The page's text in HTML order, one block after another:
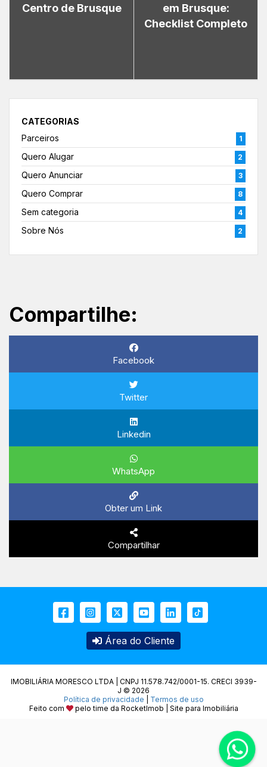
Centro de Brusque
em Brusque:
Checklist Completo
CATEGORIAS
Parceiros
1
Quero Alugar 2
Quero Anunciar 3
Quero Comprar 8
Sem categoria 4
Sobre Nós 2
Compartilhe:
Facebook
Twitter
Linkedin
WhatsApp
Obter um Link
Compartilhar
Área do Cliente
IMOBILIÁRIA MORESCO LTDA | CNPJ 11.578.742/0001-15. CRECI 3939-
J © 2026
Política de privacidade
Termos de uso
Feito com
pelo time da RocketImob | Site para Imobiliária